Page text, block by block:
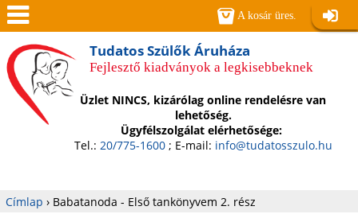
Jump to navigation
Tudatos Szülők Áruháza
Fejlesztő kiadványok a legkisebbeknek
Üzlet NINCS, kizárólag online rendelésre van
lehetőség.
Ügyfélszolgálat elérhetősége:
Tel.: 20/775-1600; E-mail: info@tudatosszulo.hu
Címlap › Babatanoda - Első tankönyvem 2. rész
A kosár üres.
Men
ü